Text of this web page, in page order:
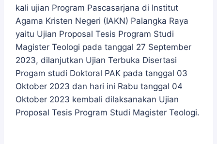
kali ujian Program Pascasarjana di Institut
Agama Kristen Negeri (IAKN) Palangka Raya
yaitu Ujian Proposal Tesis Program Studi
Magister Teologi pada tanggal 27 September
2023, dilanjutkan Ujian Terbuka Disertasi
Progam studi Doktoral PAK pada tanggal 03
Oktober 2023 dan hari ini Rabu tanggal 04
Oktober 2023 kembali dilaksanakan Ujian
Proposal Tesis Program Studi Magister Teologi.